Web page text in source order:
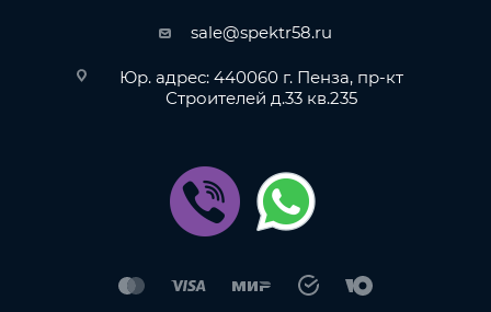
sale@spektr58.ru
Юр. адрес: 440060 г. Пенза, пр-кт
Строителей д.33 кв.235